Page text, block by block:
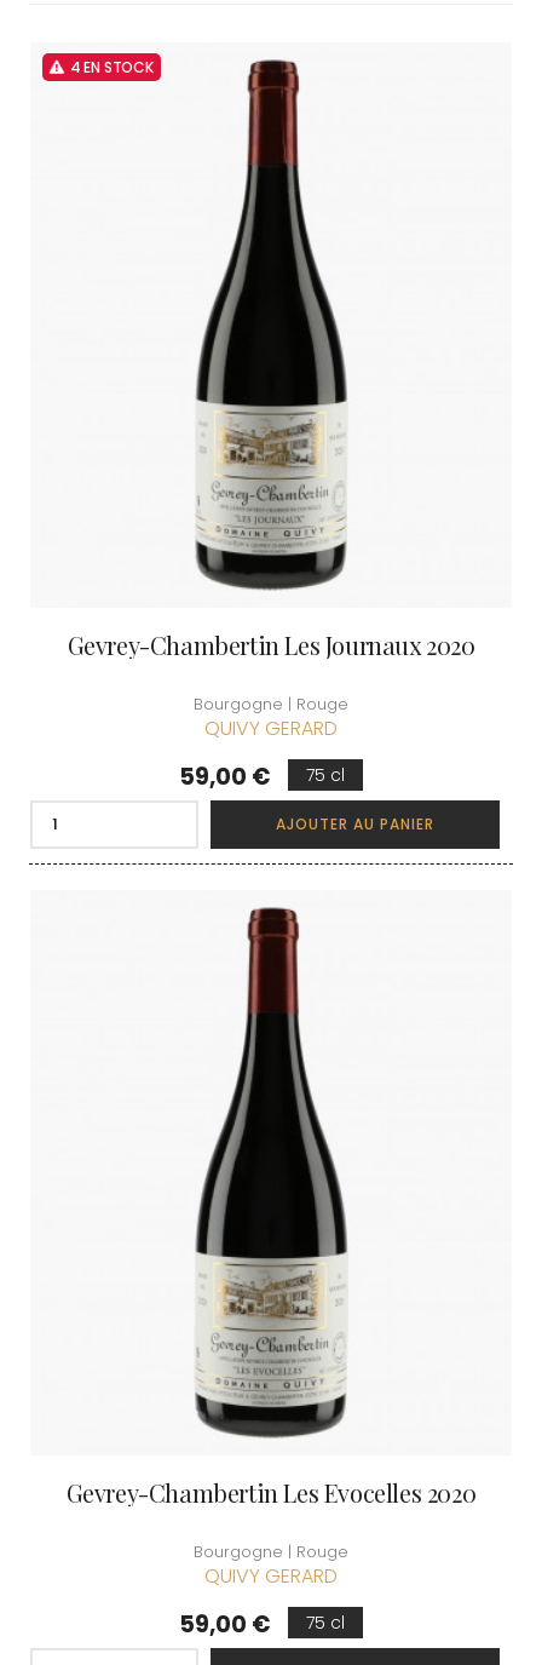
4 EN STOCK
Gevrey-Chambertin Les Journaux 2020
Bourgogne | Rouge
QUIVY GERARD
Prix
59,00 € 75 cl
AJOUTER AU PANIER
Gevrey-Chambertin Les Evocelles 2020
Bourgogne | Rouge
QUIVY GERARD
Prix
59,00 € 75 cl